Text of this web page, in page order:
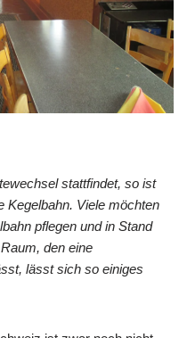
stattfindet, so ist
Kegelbahn. Viele möchten
pflegen und in Stand
den eine
lässt sich so einiges